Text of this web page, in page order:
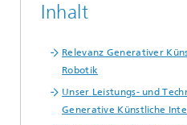
Inhalt
Relevanz Generativer
Robotik
Unser Leistungs- und
Generative Künstliche